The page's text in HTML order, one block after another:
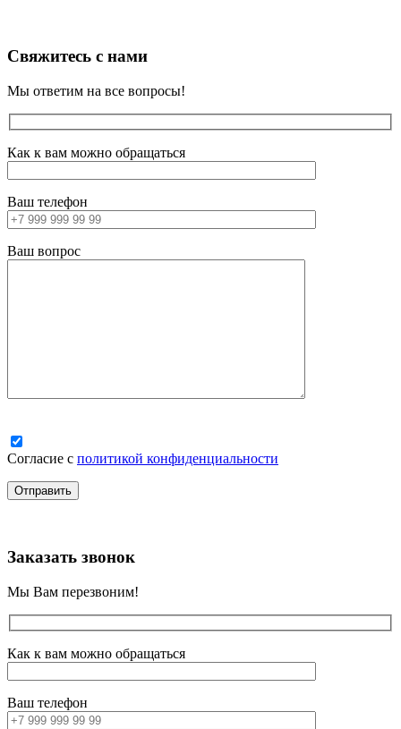
Свяжитесь с нами
Мы ответим на все вопросы!
Как к вам можно обращаться
Ваш телефон
Ваш вопрос
Согласие с политикой конфиденциальности
Заказать звонок
Мы Вам перезвоним!
Как к вам можно обращаться
Ваш телефон